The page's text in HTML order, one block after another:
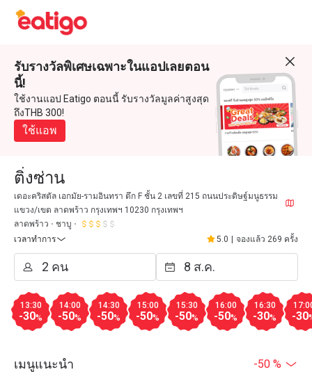
รับรางวัลพิเศษเฉพาะในแอปเลยตอน
นี้!
ใช้งานแอป Eatigo ตอนนี้ รับรางวัลมูลค่าสูงสุด
ถึงTHB 300!
ใช้แอพ
ติ่งซ่าน
เดอะคริสตัล เอกมัย-รามอินทรา ตึก F ชั้น 2 เลขที่ 215 ถนนประดิษฐ์มนูธรรม
แขวง/เขต ลาดพร้าว กรุงเทพฯ 10230 กรุงเทพฯ
ลาดพร้าว
ชาบู
เวลาทำการ
5.0 จองแล้ว 269 ครั้ง
13:30
-30%
14:00
-50%
14:30
-50%
15:00
-50%
15:30
-50%
16:00
-50%
16:30
-30% -30
เมนูแนะนำ -50 %